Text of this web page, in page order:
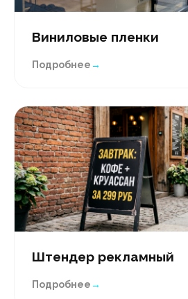
Виниловые пленки
Подробнее→
Штендер рекламный
Подробнее→